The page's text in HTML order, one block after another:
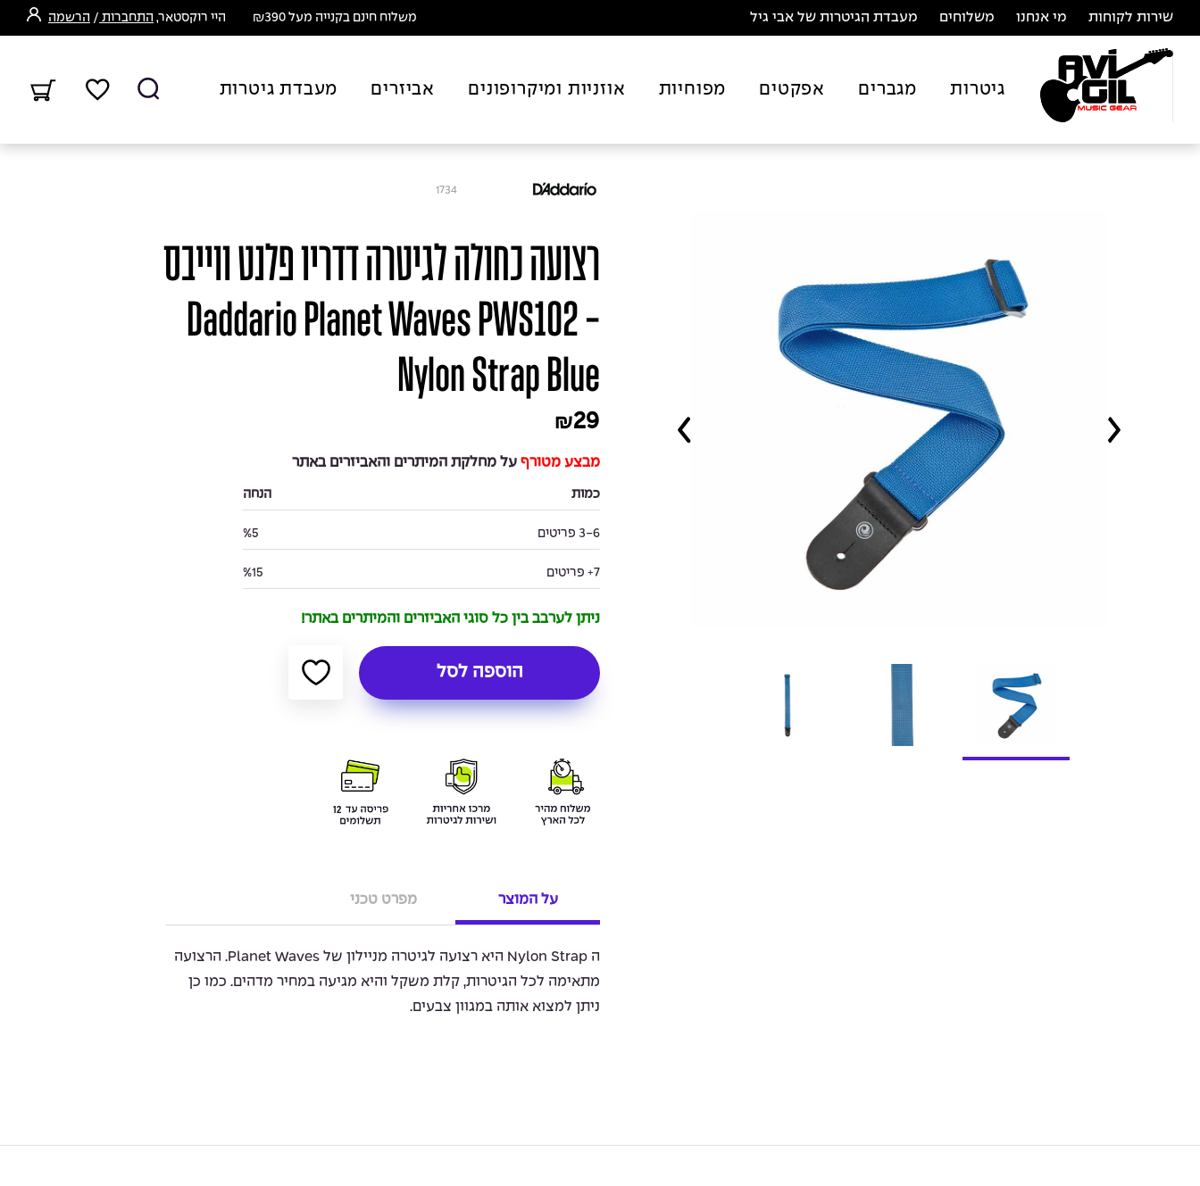
שירות לקוחות מי אנחנו משלוחים מעבדת הגיטרות של אבי גיל משלוח חינם בקנייה מעל ₪390 היי רוקסטאר, התחברות / הרשמה
גיטרות מגברים אפקטים מפוחיות אוזניות ומיקרופונים אביזרים מעבדת גיטרות
1734
רצועה כחולה לגיטרה דדריו פלנט ווייבס
- Daddario Planet Waves PWS102
Nylon Strap Blue
₪29
מבצע מטורף על מחלקת המיתרים והאביזרים באתר
כמות הנחה
3-6 פריטים %5
7+ פריטים %15
ניתן לערבב בין כל סוגי האביזרים והמיתרים באתר!
הוספה לסל
על המוצר מפרט טכני
ה Nylon Strap היא רצועה לגיטרה מניילון של Planet Waves. הרצועה
מתאימה לכל הגיטרות, קלת משקל והיא מגיעה במחיר מדהים. כמו כן
ניתן למצוא אותה במגוון צבעים.